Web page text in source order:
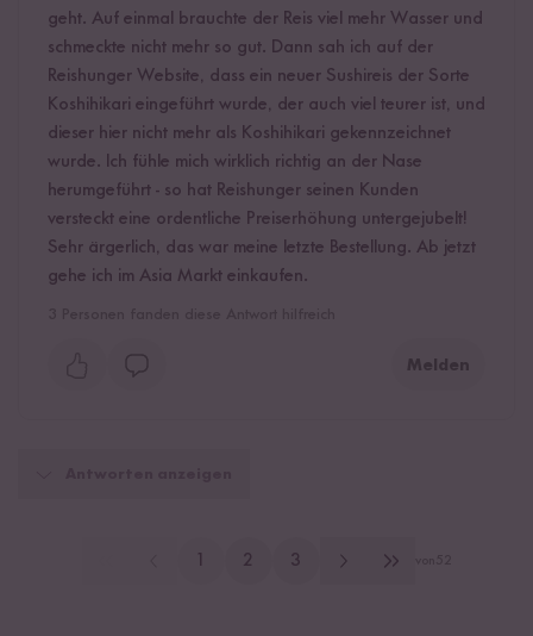
geht. Auf einmal brauchte der Reis viel mehr Wasser und
schmeckte nicht mehr so gut. Dann sah ich auf der
Reishunger Website, dass ein neuer Sushireis der Sorte
Koshihikari eingeführt wurde, der auch viel teurer ist, und
dieser hier nicht mehr als Koshihikari gekennzeichnet
wurde. Ich fühle mich wirklich richtig an der Nase
herumgeführt - so hat Reishunger seinen Kunden
versteckt eine ordentliche Preiserhöhung untergejubelt!
Sehr ärgerlich, das war meine letzte Bestellung. Ab jetzt
gehe ich im Asia Markt einkaufen.
Melden
1 2 3